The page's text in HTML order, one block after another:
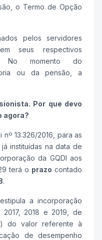
o Termo de Opção
pelos servidores
seus respectivos
No momento do
ou da pensão, a
Por que devo
agora?
13.326/2016, para as
instituídas na data de
da GQDI aos
terá o prazo contado
.
a incorporação
2018 e 2019, de
do valor referente à
de desempenho